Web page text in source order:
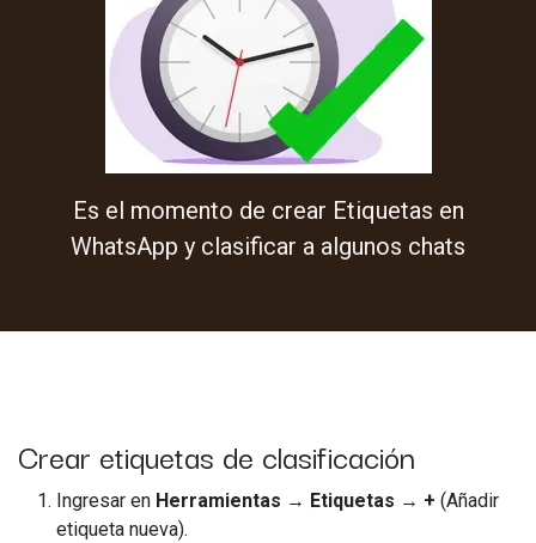
Es el momento de crear Etiquetas en
WhatsApp y clasificar a algunos chats
Crear etiquetas de clasificación
Ingresar en Herramientas → Etiquetas → + (Añadir
etiqueta nueva).